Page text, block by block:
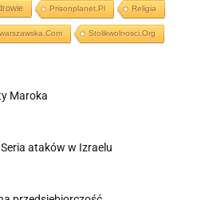
Prisonplanet.pl Religia
Stolikwolnosci.org
Maroka
ataków w Izraelu